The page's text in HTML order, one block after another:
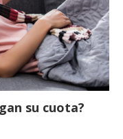
su cuota?